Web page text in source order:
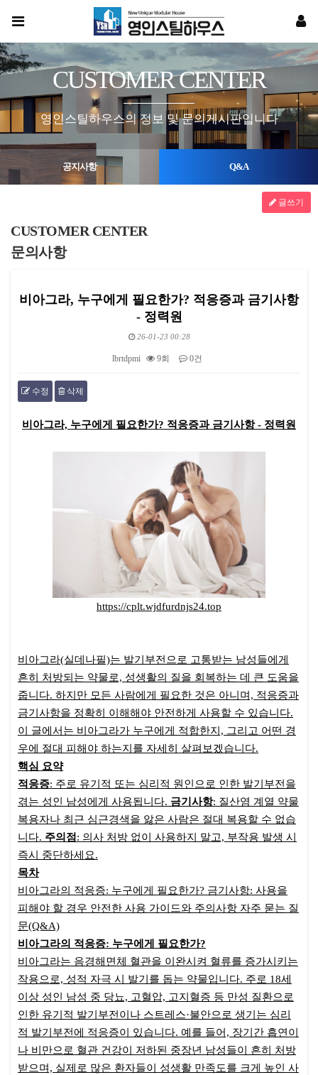
CUSTOMER CENTER
영인스틸하우스의 정보 및 문의게시판입니다
공지사항 Q&A
CUSTOMER CENTER
문의사항
글쓰기
비아그라, 누구에게 필요한가? 적응증과 금기사항
- 정력원
26-01-23 00:28
lbrtdpmi 9회 0건
수정 삭제
비아그라, 누구에게 필요한가? 적응증과 금기사항 - 정력원
https://cplt.wjdfurdnjs24.top
비아그라(실데나필)는 발기부전으로 고통받는 남성들에게
흔히 처방되는 약물로, 성생활의 질을 회복하는 데 큰 도움을
줍니다. 하지만 모든 사람에게 필요한 것은 아니며, 적응증과
금기사항을 정확히 이해해야 안전하게 사용할 수 있습니다.
이 글에서는 비아그라가 누구에게 적합한지, 그리고 어떤 경
우에 절대 피해야 하는지를 자세히 살펴보겠습니다.
핵심 요약
적응증: 주로 유기적 또는 심리적 원인으로 인한 발기부전을
겪는 성인 남성에게 사용됩니다. 금기사항: 질산염 계열 약물
복용자나 최근 심근경색을 앓은 사람은 절대 복용할 수 없습
니다. 주의점 : 의사 처방 없이 사용하지 말고, 부작용 발생 시
즉시 중단하세요.
목차
비아그라의 적응증: 누구에게 필요한가? 금기사항: 사용을
피해야 할 경우 안전한 사용 가이드와 주의사항 자주 묻는 질
문(Q&A)
비아그라의 적응증: 누구에게 필요한가?
비아그라는 음경해면체 혈관을 이완시켜 혈류를 증가시키는
작용으로, 성적 자극 시 발기를 돕는 약물입니다. 주로 18세
이상 성인 남성 중 당뇨, 고혈압, 고지혈증 등 만성 질환으로
인한 유기적 발기부전이나 스트레스·불안으로 생기는 심리
적 발기부전에 적응증이 있습니다. 예를 들어, 장기간 흡연이
나 비만으로 혈관 건강이 저하된 중장년 남성들이 흔히 처방
받으며, 실제로 많은 환자들이 성생활 만족도를 크게 높인 사